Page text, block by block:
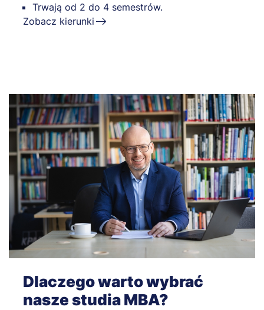
Trwają od 2 do 4 semestrów.
Zobacz kierunki
Dlaczego warto wybrać
nasze studia MBA?